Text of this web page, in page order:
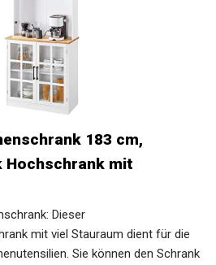
183 cm,
mit
Dieser
mit viel Stauraum dient für die
Sie können den Schrank